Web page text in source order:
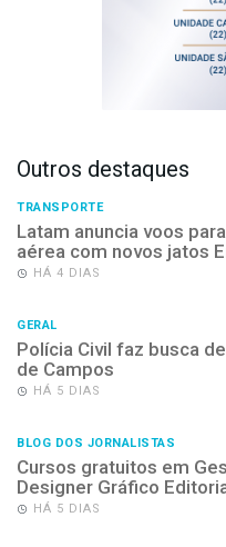
Outros destaques
TRANSPORTE
Latam anuncia voos
aérea com novos jatos
HÁ 4 DIAS
GERAL
Polícia Civil faz busca
de Campos
HÁ 5 DIAS
BLOG DOS JORNALISTAS
Cursos gratuitos em
Designer Gráfico
HÁ 5 DIAS